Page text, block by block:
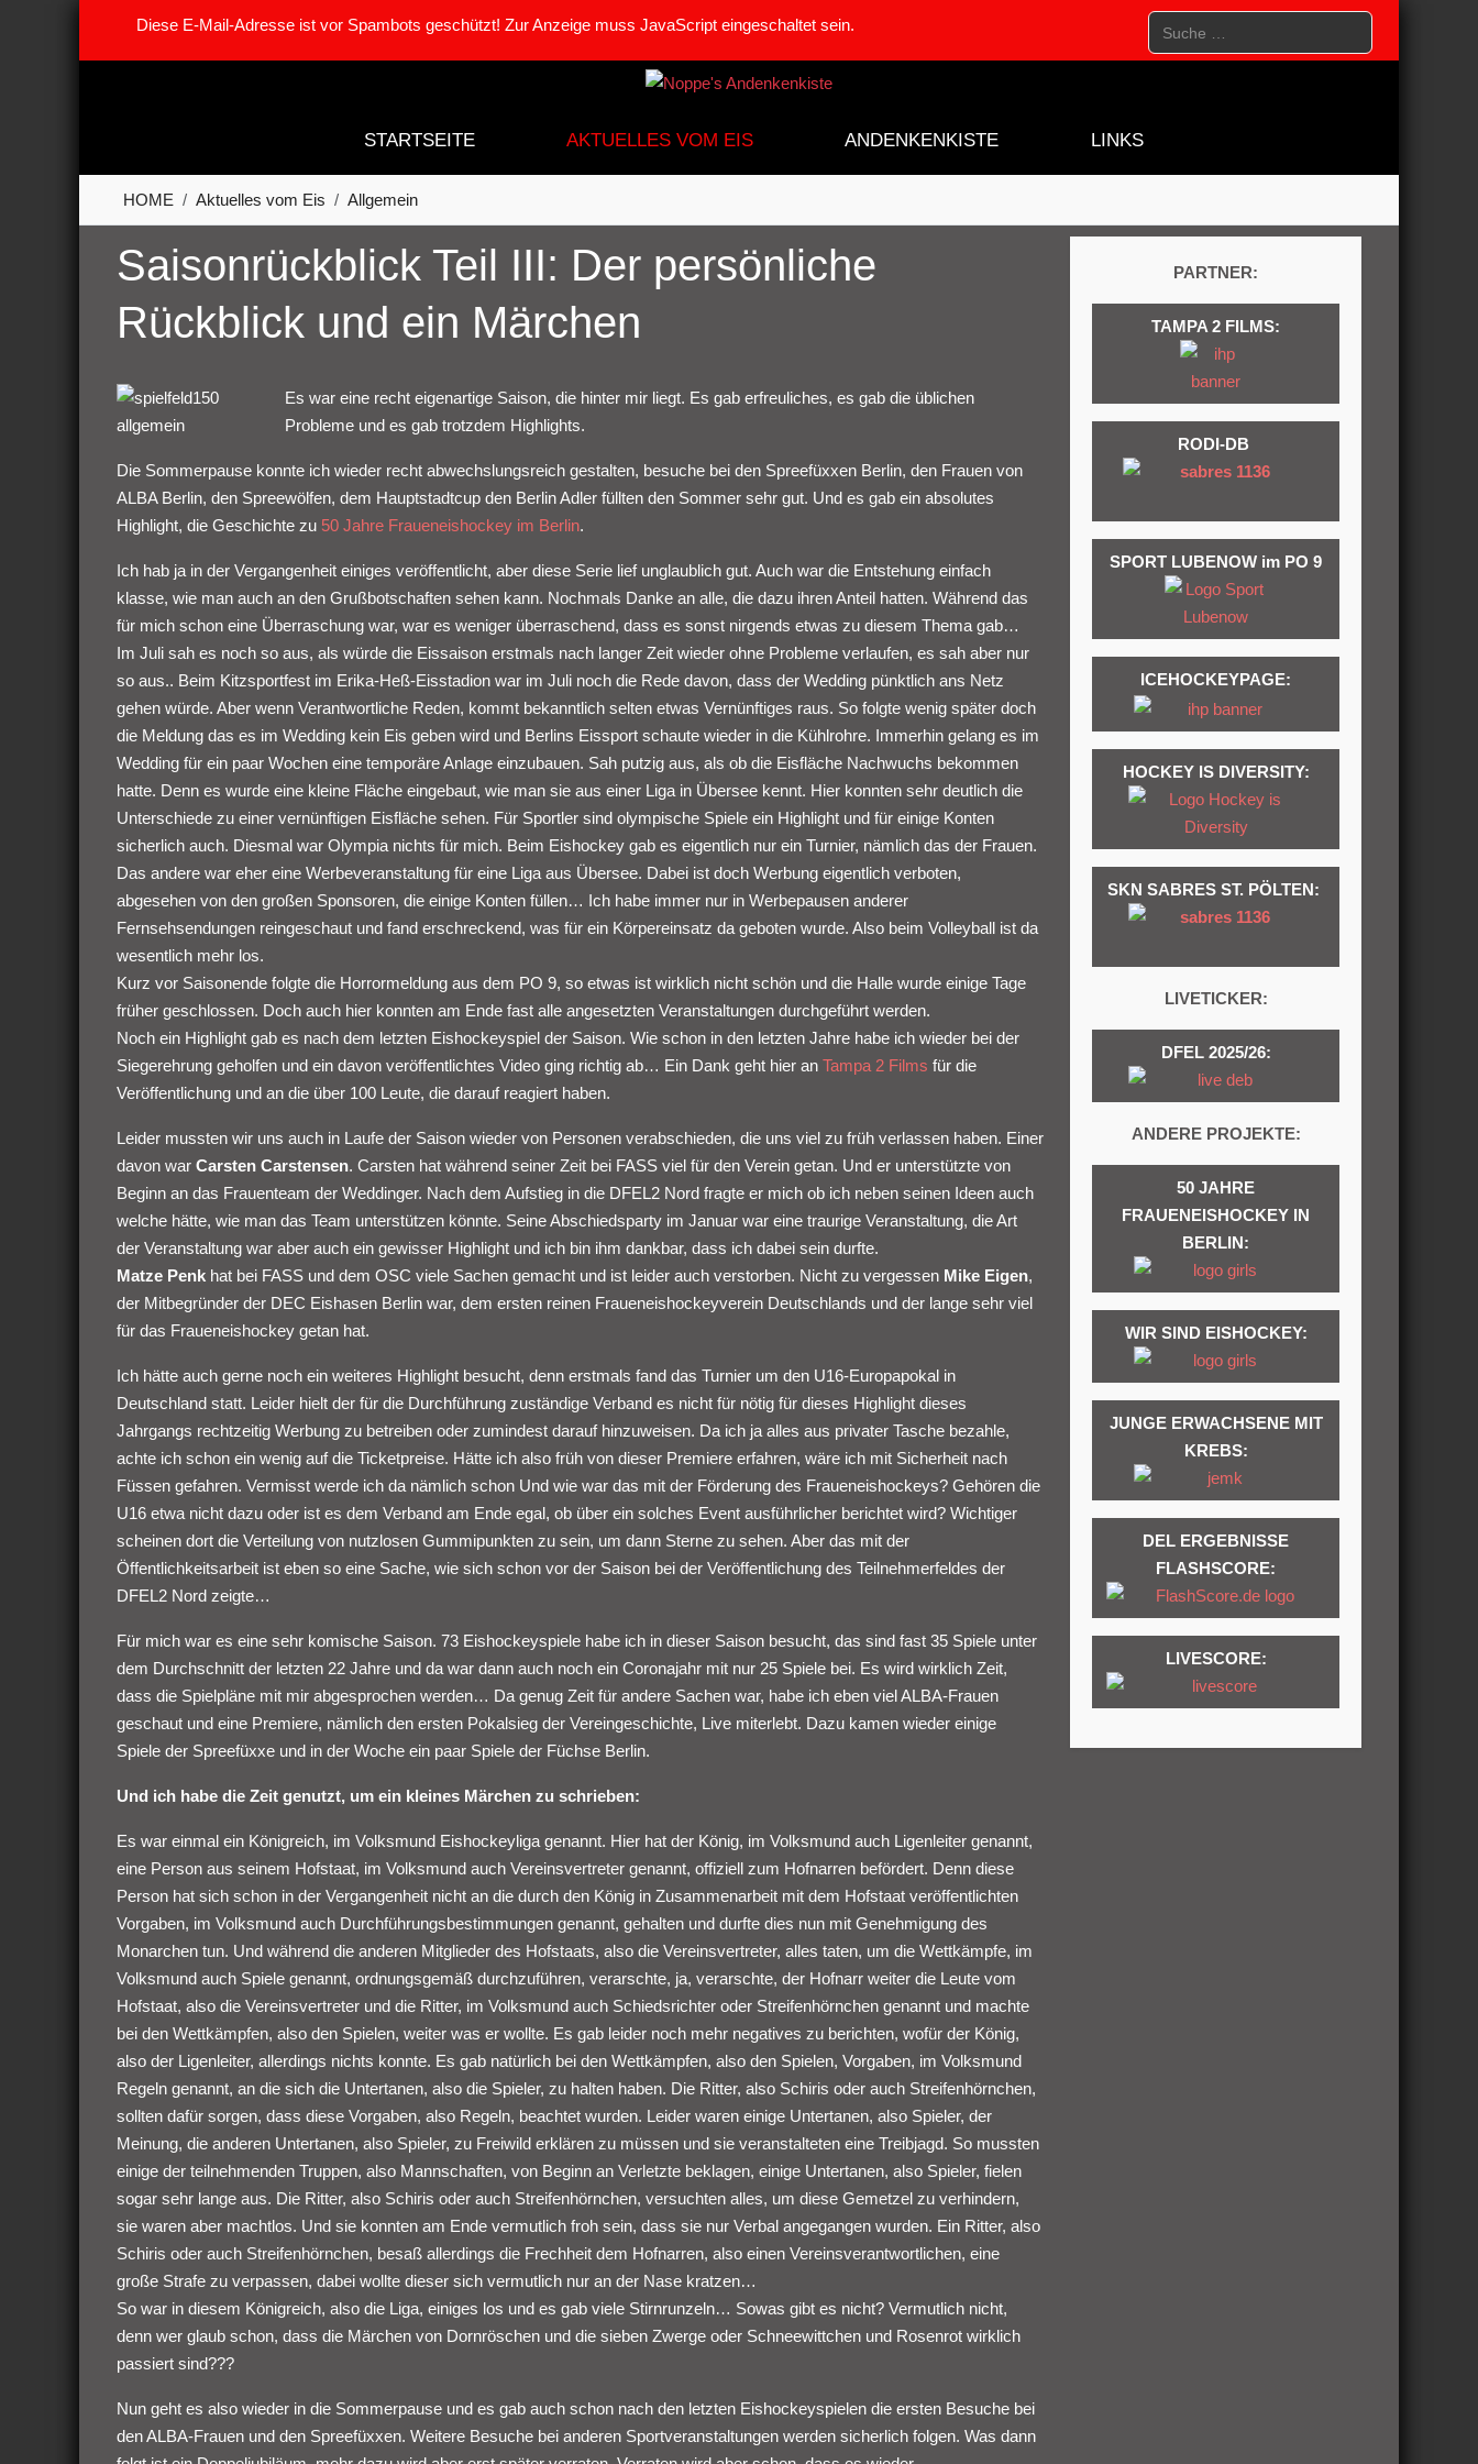
Diese E-Mail-Adresse ist vor Spambots geschützt! Zur Anzeige muss JavaScript eingeschaltet sein. Suchen
STARTSEITE AKTUELLES VOM EIS ANDENKENKISTE LINKS
HOME Aktuelles vom Eis Allgemein
Saisonrückblick Teil III: Der persönliche
Rückblick und ein Märchen
Es war eine recht eigenartige Saison, die hinter mir liegt. Es gab erfreuliches, es gab die üblichen
Probleme und es gab trotzdem Highlights.
Die Sommerpause konnte ich wieder recht abwechslungsreich gestalten, besuche bei den Spreefüxxen Berlin, den Frauen von
ALBA Berlin, den Spreewölfen, dem Hauptstadtcup den Berlin Adler füllten den Sommer sehr gut. Und es gab ein absolutes
Highlight, die Geschichte zu 50 Jahre Fraueneishockey im Berlin.
Ich hab ja in der Vergangenheit einiges veröffentlicht, aber diese Serie lief unglaublich gut. Auch war die Entstehung einfach
klasse, wie man auch an den Grußbotschaften sehen kann. Nochmals Danke an alle, die dazu ihren Anteil hatten. Während das
für mich schon eine Überraschung war, war es weniger überraschend, dass es sonst nirgends etwas zu diesem Thema gab…
Im Juli sah es noch so aus, als würde die Eissaison erstmals nach langer Zeit wieder ohne Probleme verlaufen, es sah aber nur
so aus.. Beim Kitzsportfest im Erika-Heß-Eisstadion war im Juli noch die Rede davon, dass der Wedding pünktlich ans Netz
gehen würde. Aber wenn Verantwortliche Reden, kommt bekanntlich selten etwas Vernünftiges raus. So folgte wenig später doch
die Meldung das es im Wedding kein Eis geben wird und Berlins Eissport schaute wieder in die Kühlrohre. Immerhin gelang es im
Wedding für ein paar Wochen eine temporäre Anlage einzubauen. Sah putzig aus, als ob die Eisfläche Nachwuchs bekommen
hatte. Denn es wurde eine kleine Fläche eingebaut, wie man sie aus einer Liga in Übersee kennt. Hier konnten sehr deutlich die
Unterschiede zu einer vernünftigen Eisfläche sehen. Für Sportler sind olympische Spiele ein Highlight und für einige Konten
sicherlich auch. Diesmal war Olympia nichts für mich. Beim Eishockey gab es eigentlich nur ein Turnier, nämlich das der Frauen.
Das andere war eher eine Werbeveranstaltung für eine Liga aus Übersee. Dabei ist doch Werbung eigentlich verboten,
abgesehen von den großen Sponsoren, die einige Konten füllen… Ich habe immer nur in Werbepausen anderer
Fernsehsendungen reingeschaut und fand erschreckend, was für ein Körpereinsatz da geboten wurde. Also beim Volleyball ist da
wesentlich mehr los.
Kurz vor Saisonende folgte die Horrormeldung aus dem PO 9, so etwas ist wirklich nicht schön und die Halle wurde einige Tage
früher geschlossen. Doch auch hier konnten am Ende fast alle angesetzten Veranstaltungen durchgeführt werden.
Noch ein Highlight gab es nach dem letzten Eishockeyspiel der Saison. Wie schon in den letzten Jahre habe ich wieder bei der
Siegerehrung geholfen und ein davon veröffentlichtes Video ging richtig ab… Ein Dank geht hier an Tampa 2 Films für die
Veröffentlichung und an die über 100 Leute, die darauf reagiert haben.
Leider mussten wir uns auch in Laufe der Saison wieder von Personen verabschieden, die uns viel zu früh verlassen haben. Einer
davon war Carsten Carstensen. Carsten hat während seiner Zeit bei FASS viel für den Verein getan. Und er unterstützte von
Beginn an das Frauenteam der Weddinger. Nach dem Aufstieg in die DFEL2 Nord fragte er mich ob ich neben seinen Ideen auch
welche hätte, wie man das Team unterstützen könnte. Seine Abschiedsparty im Januar war eine traurige Veranstaltung, die Art
der Veranstaltung war aber auch ein gewisser Highlight und ich bin ihm dankbar, dass ich dabei sein durfte.
Matze Penk hat bei FASS und dem OSC viele Sachen gemacht und ist leider auch verstorben. Nicht zu vergessen Mike Eigen,
der Mitbegründer der DEC Eishasen Berlin war, dem ersten reinen Fraueneishockeyverein Deutschlands und der lange sehr viel
für das Fraueneishockey getan hat.
Ich hätte auch gerne noch ein weiteres Highlight besucht, denn erstmals fand das Turnier um den U16-Europapokal in
Deutschland statt. Leider hielt der für die Durchführung zuständige Verband es nicht für nötig für dieses Highlight dieses
Jahrgangs rechtzeitig Werbung zu betreiben oder zumindest darauf hinzuweisen. Da ich ja alles aus privater Tasche bezahle,
achte ich schon ein wenig auf die Ticketpreise. Hätte ich also früh von dieser Premiere erfahren, wäre ich mit Sicherheit nach
Füssen gefahren. Vermisst werde ich da nämlich schon Und wie war das mit der Förderung des Fraueneishockeys? Gehören die
U16 etwa nicht dazu oder ist es dem Verband am Ende egal, ob über ein solches Event ausführlicher berichtet wird? Wichtiger
scheinen dort die Verteilung von nutzlosen Gummipunkten zu sein, um dann Sterne zu sehen. Aber das mit der
Öffentlichkeitsarbeit ist eben so eine Sache, wie sich schon vor der Saison bei der Veröffentlichung des Teilnehmerfeldes der
DFEL2 Nord zeigte…
Für mich war es eine sehr komische Saison. 73 Eishockeyspiele habe ich in dieser Saison besucht, das sind fast 35 Spiele unter
dem Durchschnitt der letzten 22 Jahre und da war dann auch noch ein Coronajahr mit nur 25 Spiele bei. Es wird wirklich Zeit,
dass die Spielpläne mit mir abgesprochen werden… Da genug Zeit für andere Sachen war, habe ich eben viel ALBA-Frauen
geschaut und eine Premiere, nämlich den ersten Pokalsieg der Vereingeschichte, Live miterlebt. Dazu kamen wieder einige
Spiele der Spreefüxxe und in der Woche ein paar Spiele der Füchse Berlin.
Und ich habe die Zeit genutzt, um ein kleines Märchen zu schrieben:
Es war einmal ein Königreich, im Volksmund Eishockeyliga genannt. Hier hat der König, im Volksmund auch Ligenleiter genannt,
eine Person aus seinem Hofstaat, im Volksmund auch Vereinsvertreter genannt, offiziell zum Hofnarren befördert. Denn diese
Person hat sich schon in der Vergangenheit nicht an die durch den König in Zusammenarbeit mit dem Hofstaat veröffentlichten
Vorgaben, im Volksmund auch Durchführungsbestimmungen genannt, gehalten und durfte dies nun mit Genehmigung des
Monarchen tun. Und während die anderen Mitglieder des Hofstaats, also die Vereinsvertreter, alles taten, um die Wettkämpfe, im
Volksmund auch Spiele genannt, ordnungsgemäß durchzuführen, verarschte, ja, verarschte, der Hofnarr weiter die Leute vom
Hofstaat, also die Vereinsvertreter und die Ritter, im Volksmund auch Schiedsrichter oder Streifenhörnchen genannt und machte
bei den Wettkämpfen, also den Spielen, weiter was er wollte. Es gab leider noch mehr negatives zu berichten, wofür der König,
also der Ligenleiter, allerdings nichts konnte. Es gab natürlich bei den Wettkämpfen, also den Spielen, Vorgaben, im Volksmund
Regeln genannt, an die sich die Untertanen, also die Spieler, zu halten haben. Die Ritter, also Schiris oder auch Streifenhörnchen,
sollten dafür sorgen, dass diese Vorgaben, also Regeln, beachtet wurden. Leider waren einige Untertanen, also Spieler, der
Meinung, die anderen Untertanen, also Spieler, zu Freiwild erklären zu müssen und sie veranstalteten eine Treibjagd. So mussten
einige der teilnehmenden Truppen, also Mannschaften, von Beginn an Verletzte beklagen, einige Untertanen, also Spieler, fielen
sogar sehr lange aus. Die Ritter, also Schiris oder auch Streifenhörnchen, versuchten alles, um diese Gemetzel zu verhindern,
sie waren aber machtlos. Und sie konnten am Ende vermutlich froh sein, dass sie nur Verbal angegangen wurden. Ein Ritter, also
Schiris oder auch Streifenhörnchen, besaß allerdings die Frechheit dem Hofnarren, also einen Vereinsverantwortlichen, eine
große Strafe zu verpassen, dabei wollte dieser sich vermutlich nur an der Nase kratzen…
So war in diesem Königreich, also die Liga, einiges los und es gab viele Stirnrunzeln… Sowas gibt es nicht? Vermutlich nicht,
denn wer glaub schon, dass die Märchen von Dornröschen und die sieben Zwerge oder Schneewittchen und Rosenrot wirklich
passiert sind???
Nun geht es also wieder in die Sommerpause und es gab auch schon nach den letzten Eishockeyspielen die ersten Besuche bei
den ALBA-Frauen und den Spreefüxxen. Weitere Besuche bei anderen Sportveranstaltungen werden sicherlich folgen. Was dann
PARTNER:
TAMPA 2 FILMS:
RODI-DB
SPORT LUBENOW im PO 9
ICEHOCKEYPAGE:
HOCKEY IS DIVERSITY:
SKN SABRES ST. PÖLTEN:
LIVETICKER:
DFEL 2025/26:
ANDERE PROJEKTE:
50 JAHRE
FRAUENEISHOCKEY IN
BERLIN:
WIR SIND EISHOCKEY:
JUNGE ERWACHSENE MIT
KREBS:
DEL ERGEBNISSE
FLASHSCORE:
LIVESCORE: